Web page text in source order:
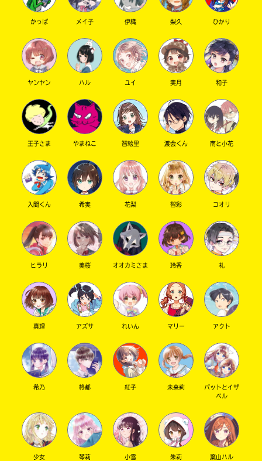
キーワードから探す
オフィシャルアカウント
SNSでシェアする
かっぱ メイ子 伊織 梨久 ひかり
ヤンヤン ハル ユイ 実月 和子
王子さま やまねこ 智絵里 渡会くん 南と小花
入間くん 希実 花梨 智彩 コオリ
ヒラリ 美桜 オオカミさま 玲香 礼
真理 アズサ れいん マリー アクト
希乃 柊都 紅子 未来莉
パットとイザ
ベル
少女 琴莉 小雪 朱莉 葉山ハル